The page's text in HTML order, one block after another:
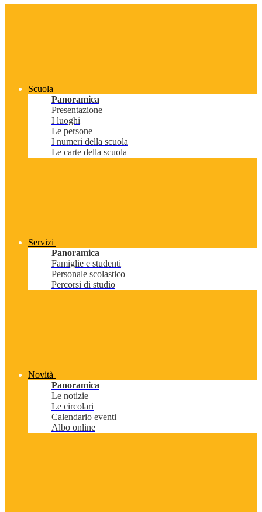
Scuola
Panoramica
Presentazione
I luoghi
Le persone
I numeri della scuola
Le carte della scuola
Servizi
Panoramica
Famiglie e studenti
Personale scolastico
Percorsi di studio
Novità
Panoramica
Le notizie
Le circolari
Calendario eventi
Albo online